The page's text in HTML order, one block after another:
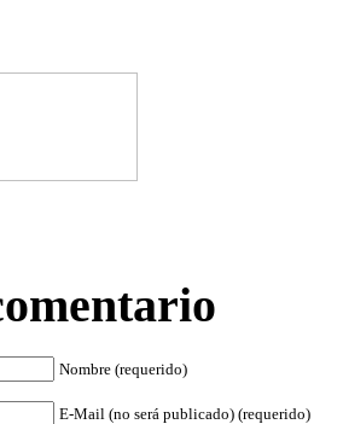
Nombre (requerido)
E-Mail (no será publicado) (requerido)